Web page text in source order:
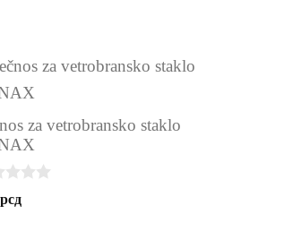
za vetrobransko staklo
рсд